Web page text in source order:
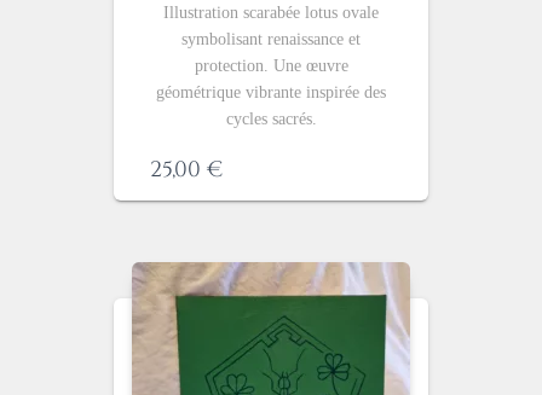
Illustration scarabée lotus ovale
symbolisant renaissance et
protection. Une œuvre
géométrique vibrante inspirée des
cycles sacrés.
25,00 €